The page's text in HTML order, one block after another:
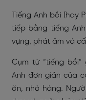
Tiếng Anh bồi (hay
tiếp bằng tiếng
vựng, phát âm và
Cụm từ “tiếng
Anh đơn giản của
ăn, nhà hàng.